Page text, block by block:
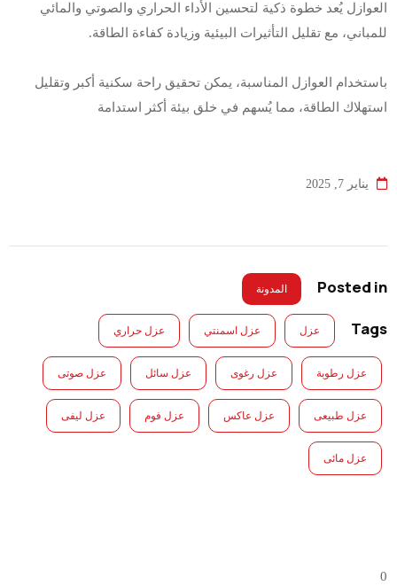
العوازل يُعد خطوة ذكية لتحسين الأداء الحراري والصوتي والمائي
للمباني، مع تقليل التأثيرات البيئية وزيادة كفاءة الطاقة.
باستخدام العوازل المناسبة، يمكن تحقيق راحة سكنية أكبر وتقليل
استهلاك الطاقة، مما يُسهم في خلق بيئة أكثر استدامة
يناير 7, 2025
Posted in المدونة
Tags عزل عزل اسمنتي عزل حراري
عزل رطوبة عزل رغوى عزل سائل عزل صوتى
عزل طبيعى عزل عاكس عزل فوم عزل ليفى
عزل مائى
0